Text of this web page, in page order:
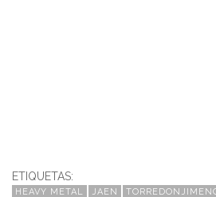
ETIQUETAS:
HEAVY METAL JAEN